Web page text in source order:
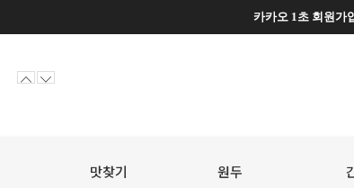
카카오 1초 회원가
맛찾기 원두